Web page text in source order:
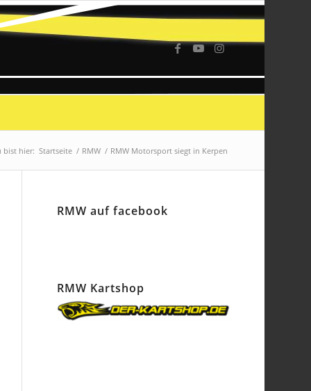
bist hier: Startseite / RMW / RMW Motorsport siegt in Kerpen
RMW auf facebook
RMW Kartshop